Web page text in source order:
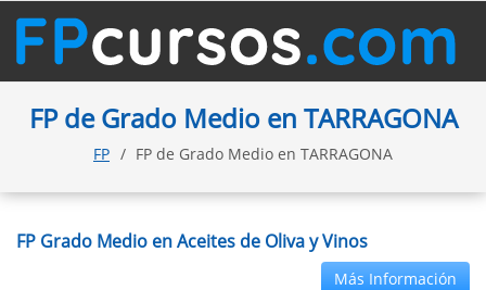
FP de Grado Medio en TARRAGONA
FP FP de Grado Medio en TARRAGONA
FP Grado Medio en Aceites de Oliva y Vinos
Más Información